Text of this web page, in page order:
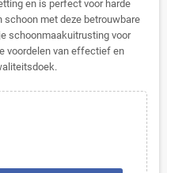
en is perfect voor harde
schoon met deze betrouwbare
schoonmaakuitrusting voor
voordelen van effectief en